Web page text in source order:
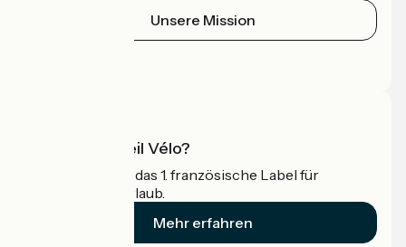
Unsere Mission
Was ist Accueil Vélo?
Accueil Vélo ist das 1. französische Label für
Radfahrer im Urlaub.
Mehr erfahren